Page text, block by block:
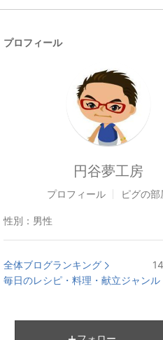
プロフィール
円谷夢工房
プロフィール ピグの部
性別： 男性
全体ブログランキング
毎日のレシピ・料理・献立ジャンル